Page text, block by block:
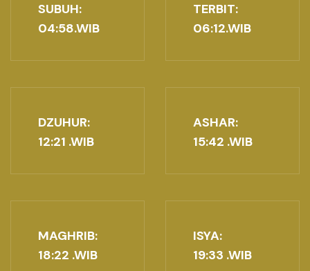
SUBUH:
04:58.WIB
TERBIT:
06:12.WIB
DZUHUR:
12:21 .WIB
ASHAR:
15:42 .WIB
MAGHRIB:
18:22 .WIB
ISYA:
19:33 .WIB